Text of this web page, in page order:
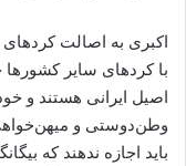
اکبری به اصالت کردهای
با کردهای سایر کشورها
اصیل ایرانی هستند و
وطن‌دوستی و میهن‌خواهی
باید اجازه ندهند که